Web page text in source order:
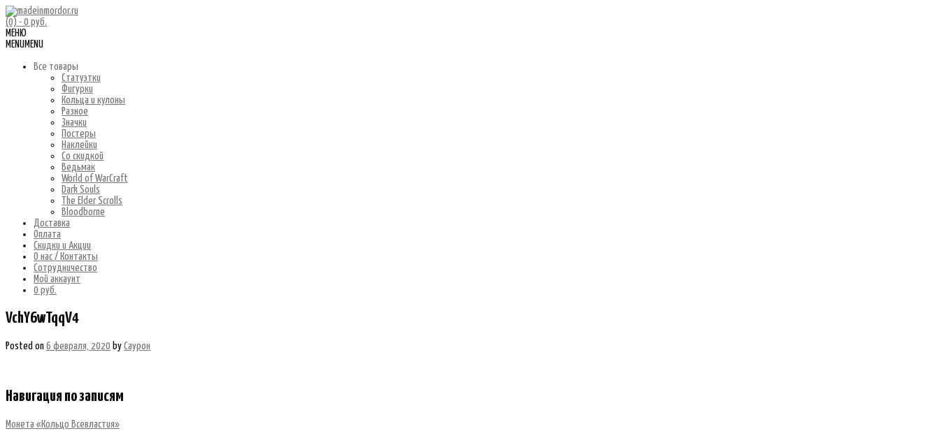
(0) - 0 руб.
МЕНЮ
MENU MENU
Все товары
Статуэтки
Фигурки
Кольца и кулоны
Разное
Значки
Постеры
Наклейки
Со скидкой
Ведьмак
World of WarCraft
Dark Souls
The Elder Scrolls
Bloodborne
Доставка
Оплата
Скидки и Акции
О нас / Контакты
Сотрудничество
Мой аккаунт
0 руб.
VchY6wTqqV4
Posted on 6 февраля, 2020 by Саурон
Навигация по записям
Монета «Кольцо Всевластия»